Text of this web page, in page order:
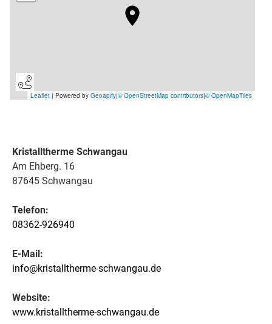
Kristalltherme Schwangau
Am Ehberg. 16
87645 Schwangau
Telefon:
08362-926940
E-Mail:
info@kristalltherme-schwangau.de
Website:
www.kristalltherme-schwangau.de